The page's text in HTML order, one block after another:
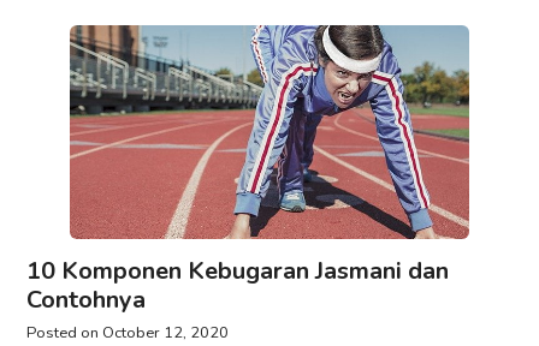
10 Komponen Kebugaran Jasmani dan
Contohnya
October 12, 2020